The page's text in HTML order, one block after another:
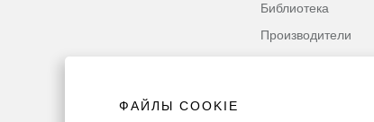
Библиотека
Производители
ФАЙЛЫ COOKIE